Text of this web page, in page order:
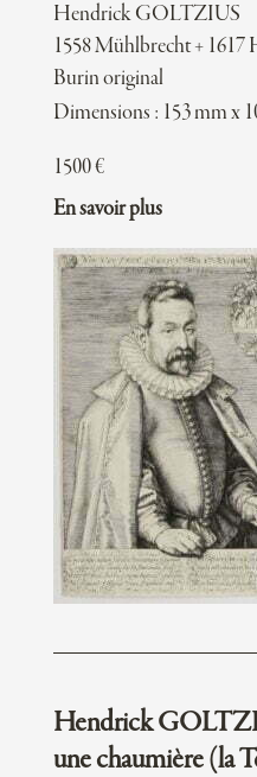
Hendrick GOLTZIUS
1558 Mühlbrecht + 1617
Burin original
Dimensions : 153 mm x
1500€
En savoir plus
Hendrick
une chaumière (la